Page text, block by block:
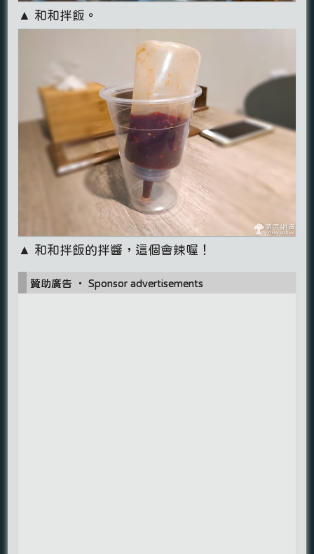
▲ 和和拌飯。
▲ 和和拌飯的拌醬，這個會辣喔！
贊助廣告 ‧ Sponsor advertisements